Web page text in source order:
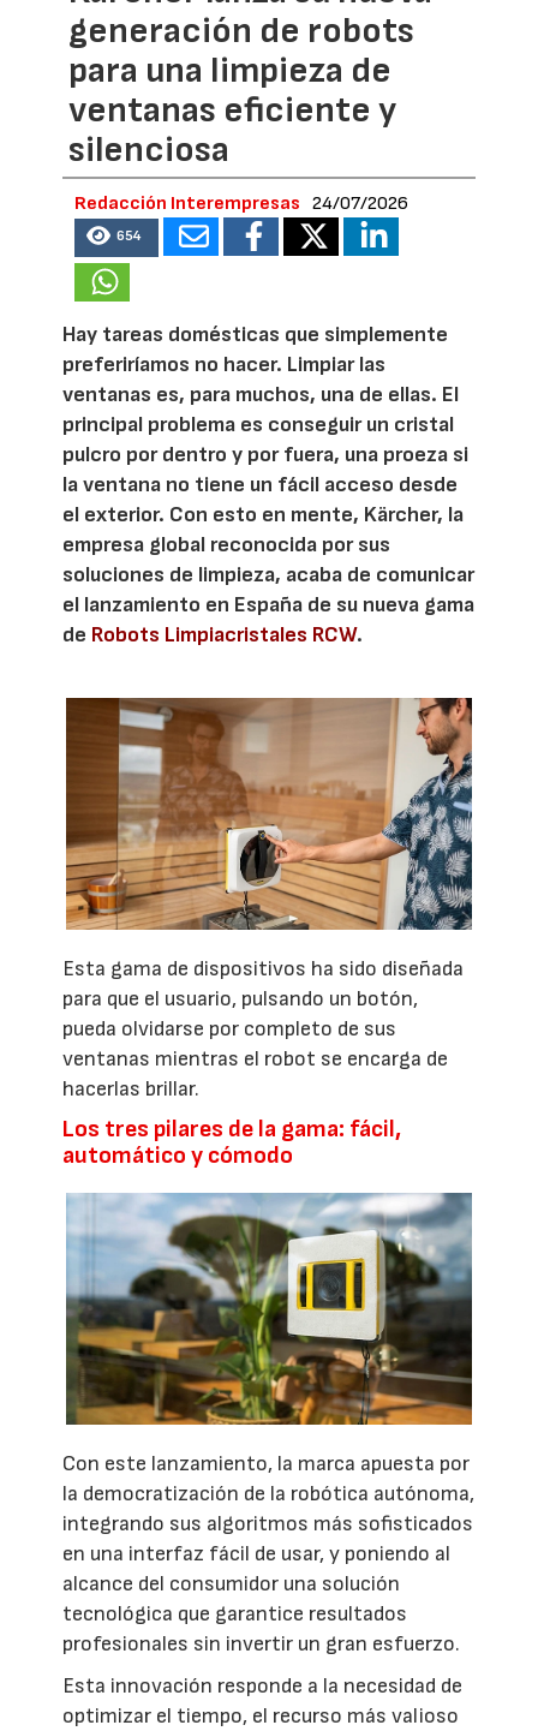
generación de robots
para una limpieza de
ventanas eficiente y
silenciosa
Redacción Interempresas 24/07/2026
654
Hay tareas domésticas que simplemente
preferiríamos no hacer. Limpiar las
ventanas es, para muchos, una de ellas. El
principal problema es conseguir un cristal
pulcro por dentro y por fuera, una proeza si
la ventana no tiene un fácil acceso desde
el exterior. Con esto en mente, Kärcher, la
empresa global reconocida por sus
soluciones de limpieza, acaba de comunicar
el lanzamiento en España de su nueva gama
de Robots Limpiacristales RCW.
Esta gama de dispositivos ha sido diseñada
para que el usuario, pulsando un botón,
pueda olvidarse por completo de sus
ventanas mientras el robot se encarga de
hacerlas brillar.
Los tres pilares de la gama: fácil,
automático y cómodo
Con este lanzamiento, la marca apuesta por
la democratización de la robótica autónoma,
integrando sus algoritmos más sofisticados
en una interfaz fácil de usar, y poniendo al
alcance del consumidor una solución
tecnológica que garantice resultados
profesionales sin invertir un gran esfuerzo.
Esta innovación responde a la necesidad de
optimizar el tiempo, el recurso más valioso